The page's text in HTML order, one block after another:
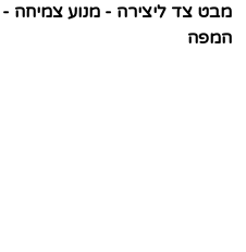
מבט צד ליצירה - מנוע צמיחה
המפה